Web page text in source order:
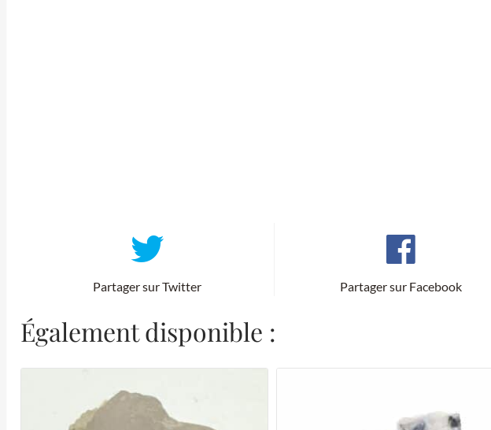
Partager sur Twitter Partager sur Facebook
Également disponible :